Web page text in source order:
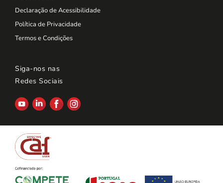
Declaração de Acessibilidade
Política de Privacidade
Termos e Condições
Siga-nos nas
Redes Sociais